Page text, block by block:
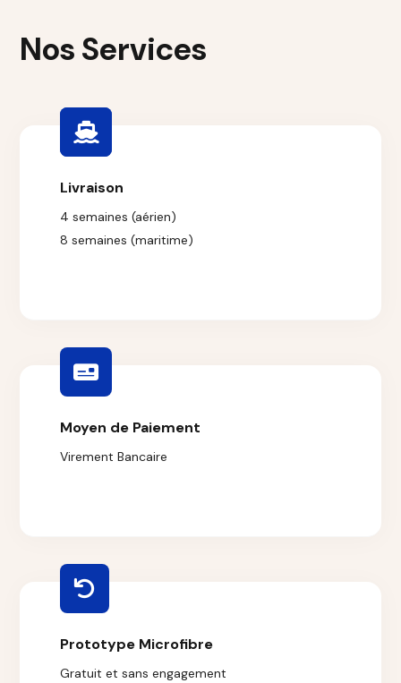
Nos Services
Livraison
4 semaines (aérien)
8 semaines (maritime)
Moyen de Paiement
Virement Bancaire
Prototype Microfibre
Gratuit et sans engagement